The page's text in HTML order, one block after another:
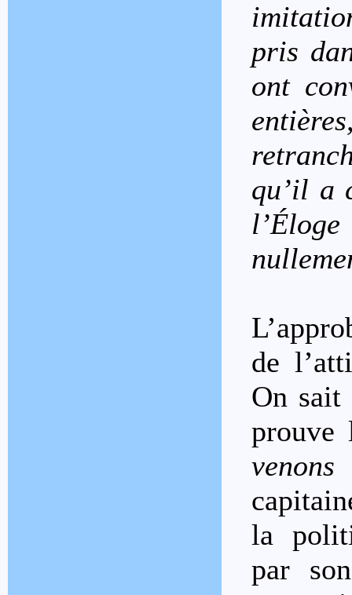
pris
ont
qu’il a
de
On sait
prouve
la
par